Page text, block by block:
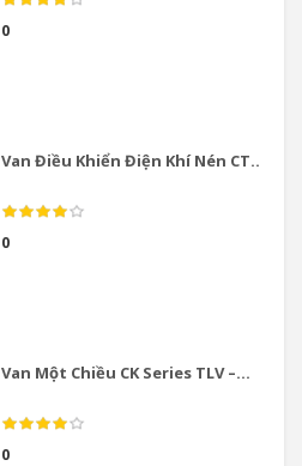
0
Van Điều Khiển Điện Khí Nén CT...
0
Van Một Chiều CK Series TLV –...
0